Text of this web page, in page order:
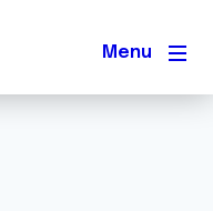
Menu